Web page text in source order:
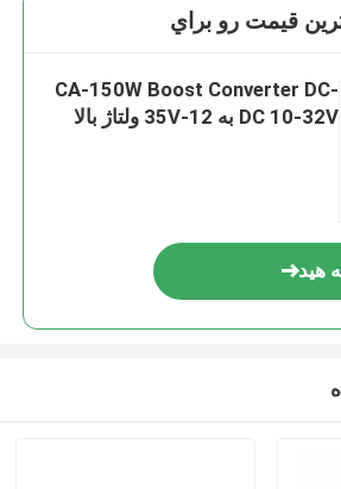
قيمت رو براي
CA-150W Boost Converter DC-
DC 10-32V به 12-35V ولتاژ بالا
هید